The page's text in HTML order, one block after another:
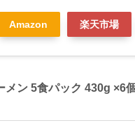
Amazon 楽天市場
メン 5食パック 430g ×6個